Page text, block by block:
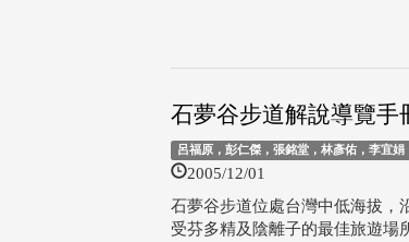
石夢谷步道解說導覽手
呂福原，彭仁傑，張銘堂，林彥佑，李宜娟
2005/12/01
石夢谷步道位處台灣中低海拔，
受芬多精及陰離子的最佳旅遊場